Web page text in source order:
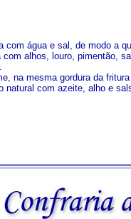
com água e sal, de modo a
alhos, louro, pimentão,
na mesma gordura da
natural com azeite, alho e